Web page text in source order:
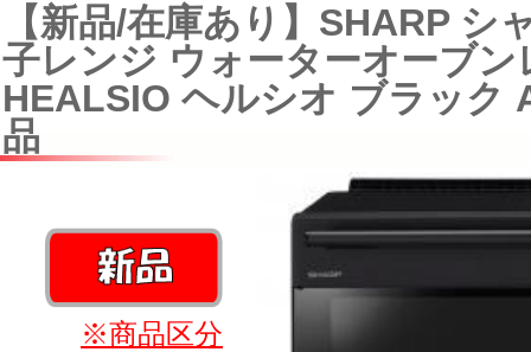
【新品/在庫あり】SHARP シ
子レンジ ウォーターオーブン
HEALSIO ヘルシオ ブラック
品
※商品区分